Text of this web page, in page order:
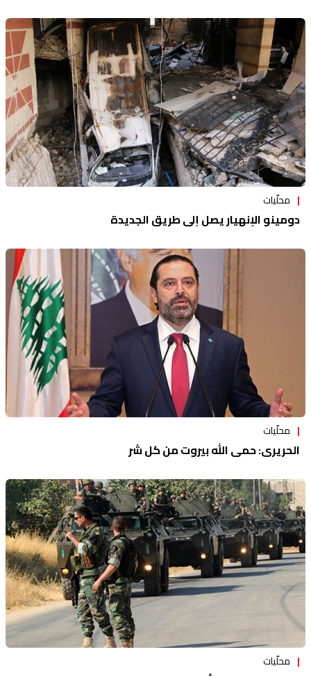
محلّيات
دومينو الإنهيار يصل إلى طريق الجديدة
محلّيات
الحريري: حمى الله بيروت من كل شر
محلّيات